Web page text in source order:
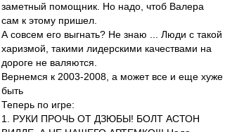
заметный помощник. Но надо, чтоб Валера
сам к этому пришел.
А совсем его выгнать? Не знаю ... Люди с такой
харизмой, такими лидерскими качествами на
дороге не валяются.
Вернемся к 2003-2008, а может все и еще хуже
быть
Теперь по игре:
1. РУКИ ПРОЧЬ ОТ ДЗЮБЫ! БОЛТ АСТОН